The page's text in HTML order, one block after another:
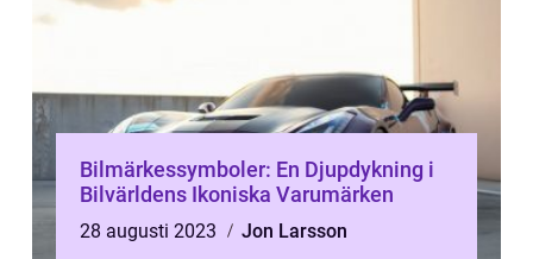
Bilmärkessymboler: En Djupdykning i
Bilvärldens Ikoniska Varumärken
28 augusti 2023
Jon Larsson